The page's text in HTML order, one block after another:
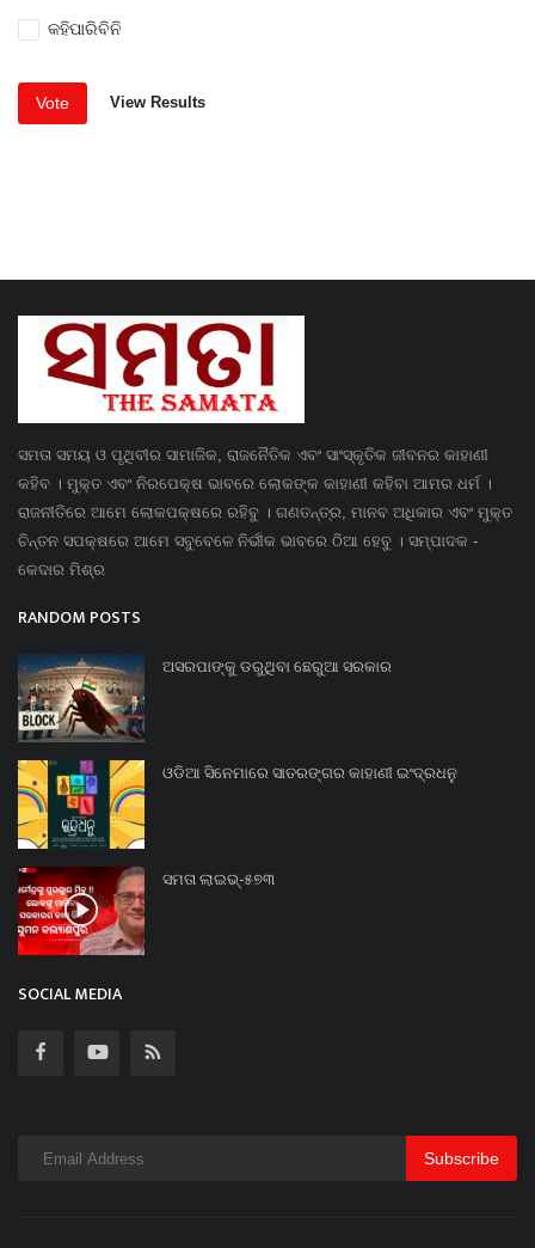
କହିପାରିବିନି
Vote View Results
ସମତା ସମୟ ଓ ପୃଥିବୀର ସାମାଜିକ, ରାଜନୈତିକ ଏବଂ ସାଂସ୍କୃତିକ ଜୀବନର କାହାଣୀ
କହିବ । ମୁକ୍ତ ଏବଂ ନିରପେକ୍ଷ ଭାବରେ ଲୋକଙ୍କ କାହାଣୀ କହିବା ଆମର ଧର୍ମ ।
ରାଜନୀତିରେ ଆମେ ଲୋକପକ୍ଷରେ ରହିବୁ । ଗଣତନ୍ତ୍ର, ମାନବ ଅଧିକାର ଏବଂ ମୁକ୍ତ
ଚିନ୍ତନ ସପକ୍ଷରେ ଆମେ ସବୁବେଳେ ନିର୍ଭୀକ ଭାବରେ ଠିଆ ହେବୁ । ସମ୍ପାଦକ -
କେଦାର ମିଶ୍ର
RANDOM POSTS
ଅସରପାଙ୍କୁ ଡରୁଥିବା ଛେରୁଆ ସରକାର
ଓଡିଆ ସିନେମାରେ ସାତରଙ୍ଗର କାହାଣୀ ଇଂଦ୍ରଧନୁ
ସମତା ଲାଇଭ୍-୫୭୩
SOCIAL MEDIA
Subscribe